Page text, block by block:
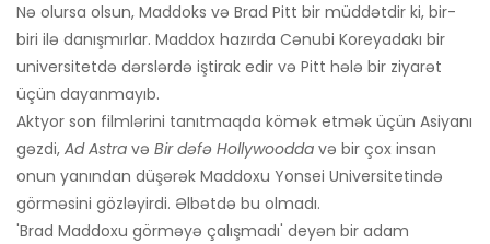
Nə olursa olsun, Maddoks və Brad Pitt bir müddətdir ki, bir-
biri ilə danışmırlar. Maddox hazırda Cənubi Koreyadakı bir
universitetdə dərslərdə iştirak edir və Pitt hələ bir ziyarət
üçün dayanmayıb.
Aktyor son filmlərini tanıtmaqda kömək etmək üçün Asiyanı
gəzdi, Ad Astra və Bir dəfə Hollywoodda və bir çox insan
onun yanından düşərək Maddoxu Yonsei Universitetində
görməsini gözləyirdi. Əlbətdə bu olmadı.
'Brad Maddoxu görməyə çalışmadı' deyən bir adam